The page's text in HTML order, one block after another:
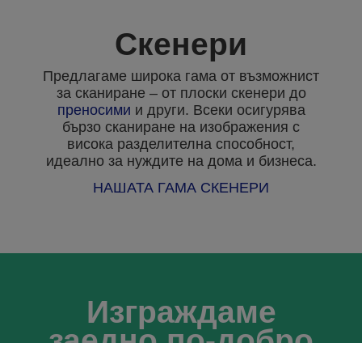
Скенери
Предлагаме широка гама от възможнист
за сканиране – от плоски скенери до
преносими и други. Всеки осигурява
бързо сканиране на изображения с
висока разделителна способност,
идеално за нуждите на дома и бизнеса.
НАШАТА ГАМА СКЕНЕРИ
Изграждаме